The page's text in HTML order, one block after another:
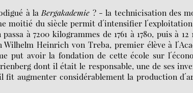
à la Bergakademie ? - la technicisation des
moitié du siècle permit d´intensifier l´exploitation
à 7200 kilogrammes de 1761 à 1780, puis à 12
Heinrich von Treba, premier élève à
put avoir la fondation de cette école sur
dont il était le responsable, une de ses
il fit augmenter considérablement la production